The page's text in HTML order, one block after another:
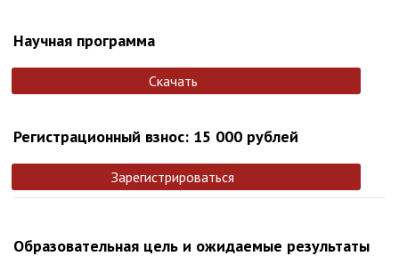
Научная программа
Скачать
Регистрационный взнос: 15 000 рублей
Зарегистрироваться
Образовательная цель и ожидаемые результаты